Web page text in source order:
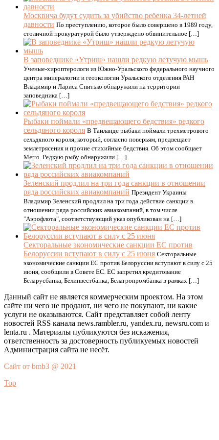
Москвича будут судить за убийство ребенка 34-летней
давности По преступлению, которое было совершено в 1989 году,
столичной прокуратурой было утверждено обвинительное […]
В заповеднике «Утриш» нашли редкую летучую мышь
Ученые-хироптерологи из Южно-Уральского федерального научного
центра минералогии и геоэкологии Уральского отделения РАН
Владимир и Лариса Снитько обнаружили на территории
заповедника […]
Рыбаки поймали «предвещающего бедствия» редкого
сельдяного короля В Таиланде рыбаки поймали трехметрового
сельдяного короля, который, согласно поверьям, предвещает
землетрясения и прочие стихийные бедствия. Об этом сообщает
Metro. Редкую рыбу обнаружили […]
Зеленский продлил на три года санкции в отношении
ряда российских авиакомпаний Президент Украины
Владимир Зеленский продлил на три года действие санкции в
отношении ряда российских авиакомпаний, в том числе
"Аэрофлота", соответствующий указ опубликован на […]
Секторальные экономические санкции ЕС против
Белоруссии вступают в силу с 25 июня Секторальные
экономические санкции ЕС против Белоруссии вступают в силу с 25
июня, сообщили в Совете ЕС. ЕС запретил кредитование
Беларусбанка, Белинвестбанка, Белагропромбанка в рамках […]
Данный сайт не является коммерческим проектом. На этом
сайте ни чего не продают, ни чего не покупают, ни какие
услуги не оказываются. Сайт представляет собой ленту
новостей RSS канала news.rambler.ru, yandex.ru, newsru.com и
lenta.ru . Материалы публикуются без искажения,
ответственность за достоверность публикуемых новостей
Администрация сайта не несёт.
Сайт от bmb3 @ 2021
Top